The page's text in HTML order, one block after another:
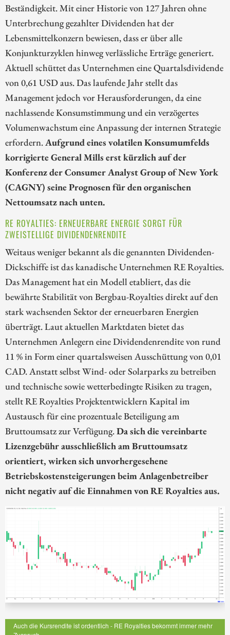
Beständigkeit. Mit einer Historie von 127 Jahren ohne
Unterbrechung gezahlter Dividenden hat der
Lebensmittelkonzern bewiesen, dass er über alle
Konjunkturzyklen hinweg verlässliche Erträge generiert.
Aktuell schüttet das Unternehmen eine Quartalsdividende
von 0,61 USD aus. Das laufende Jahr stellt das
Management jedoch vor Herausforderungen, da eine
nachlassende Konsumstimmung und ein verzögertes
Volumenwachstum eine Anpassung der internen Strategie
erfordern.Aufgrund eines volatilen Konsumumfelds
korrigierte General Mills erst kürzlich auf der
Konferenz der Consumer Analyst Group of New York
(CAGNY) seine Prognosen für den organischen
Nettoumsatz nach unten.
RE ROYALTIES: ERNEUERBARE ENERGIE SORGT FÜR
ZWEISTELLIGE DIVIDENDENRENDITE
Weitaus weniger bekannt als die genannten Dividenden-
Dickschiffe ist das kanadische Unternehmen RE Royalties.
Das Management hat ein Modell etabliert, das die
bewährte Stabilität von Bergbau-Royalties direkt auf den
stark wachsenden Sektor der erneuerbaren Energien
überträgt. Laut aktuellen Marktdaten bietet das
Unternehmen Anlegern eine Dividendenrendite von rund
11 % in Form einer quartalsweisen Ausschüttung von 0,01
CAD. Anstatt selbst Wind- oder Solarparks zu betreiben
und technische sowie wetterbedingte Risiken zu tragen,
stellt RE Royalties Projektentwicklern Kapital im
Austausch für eine prozentuale Beteiligung am
Bruttoumsatz zur Verfügung.Da sich die vereinbarte
Lizenzgebühr ausschließlich am Bruttoumsatz
orientiert, wirken sich unvorhergesehene
Betriebskostensteigerungen beim Anlagenbetreiber
nicht negativ auf die Einnahmen von RE Royalties aus.
Auch die Kursrendite ist ordentlich - RE Royalties bekommt immer mehr